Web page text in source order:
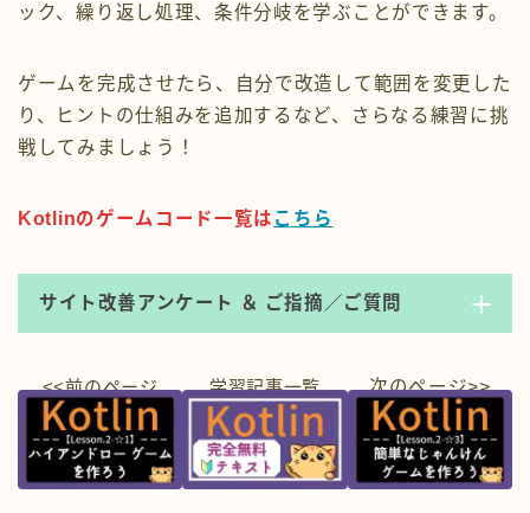
ック、繰り返し処理、条件分岐を学ぶことができます。
ゲームを完成させたら、自分で改造して範囲を変更した
り、ヒントの仕組みを追加するなど、さらなる練習に挑
戦してみましょう！
Kotlinのゲームコード一覧は こちら
サイト改善アンケート ＆ ご指摘／ご質問
<<前のページ 学習記事一覧 次のページ>>